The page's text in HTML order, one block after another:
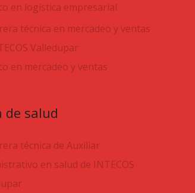
en logística empresarial
en mercadeo y ventas
de salud